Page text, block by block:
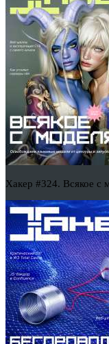
Хакер #324. Всякое с